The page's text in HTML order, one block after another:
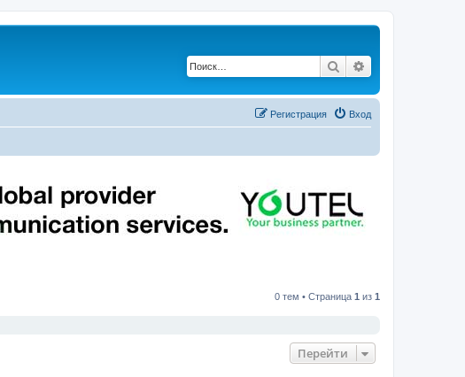
Поиск
Вход
Регистрация
0 тем • Страница 1 из 1
Перейти